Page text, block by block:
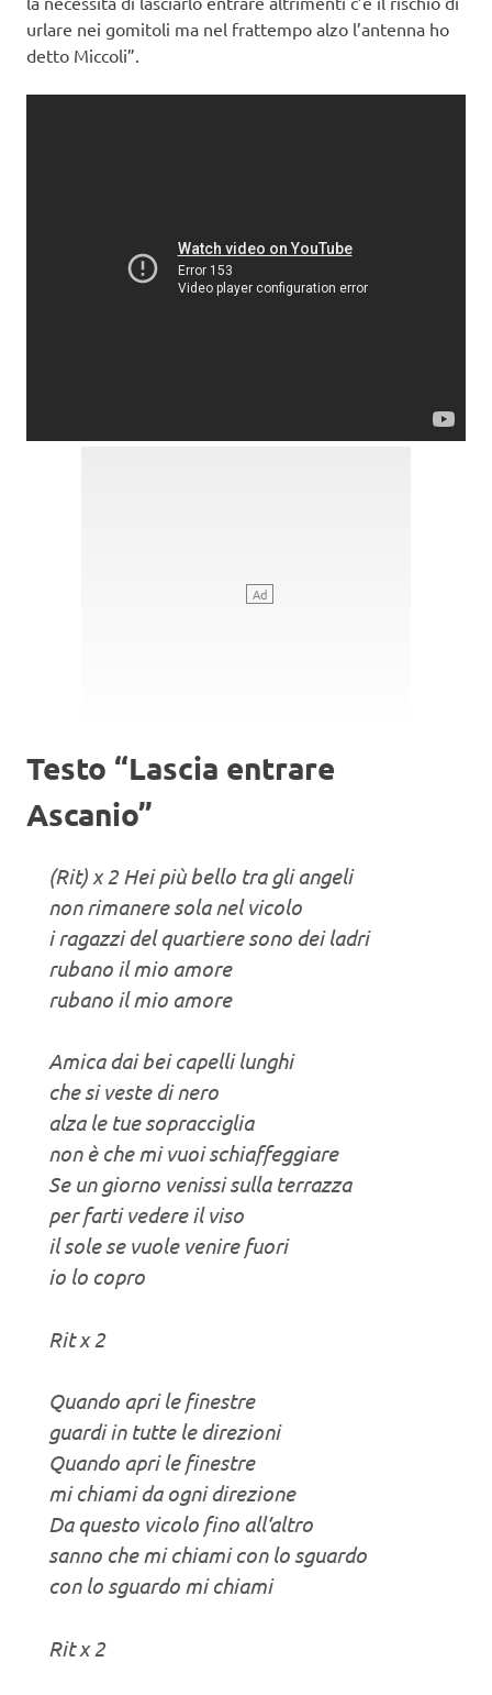
urlare nei gomitoli ma nel frattempo alzo l’antenna ho
detto Miccoli”.
Testo “Lascia entrare
Ascanio”
(Rit) x 2 Hei più bello tra gli angeli
non rimanere sola nel vicolo
i ragazzi del quartiere sono dei ladri
rubano il mio amore
rubano il mio amore
Amica dai bei capelli lunghi
che si veste di nero
alza le tue sopracciglia
non è che mi vuoi schiaffeggiare
Se un giorno venissi sulla terrazza
per farti vedere il viso
il sole se vuole venire fuori
io lo copro
Rit x 2
Quando apri le finestre
guardi in tutte le direzioni
Quando apri le finestre
mi chiami da ogni direzione
Da questo vicolo fino all’altro
sanno che mi chiami con lo sguardo
con lo sguardo mi chiami
Rit x 2